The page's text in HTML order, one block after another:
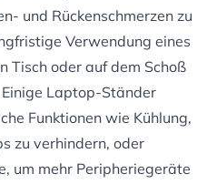
und Rückenschmerzen zu
Verwendung eines
Tisch oder auf dem Schoß
Laptop-Ständer
Funktionen wie Kühlung,
zu verhindern, oder
um mehr Peripheriegeräte